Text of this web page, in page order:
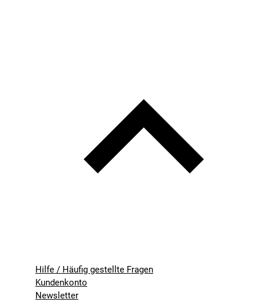
Hilfe / Häufig gestellte Fragen
Kundenkonto
Newsletter